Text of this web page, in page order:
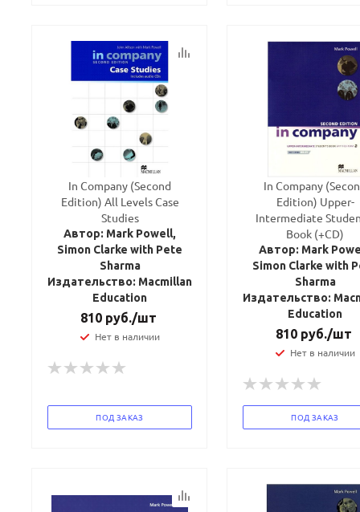
In Company (Second
Edition) All Levels Case
Studies
Автор: Mark Powell,
Simon Clarke with Pete
Sharma
Издательство: Macmillan
Education
810руб./шт
Нет в наличии
ПОД ЗАКАЗ
In Company
Edition) Upper-
Intermediate
Book (+CD)
Автор: Mark
Simon Clarke with
Sharma
Издательство:
Education
810руб./шт
Нет в наличии
ПОД ЗАКАЗ